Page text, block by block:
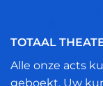
TOTAAL
Alle onze acts
geboekt. Uw